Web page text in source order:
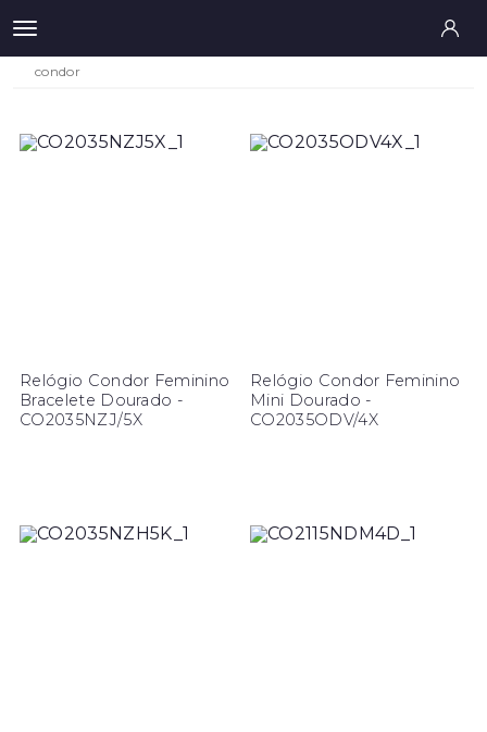
condor
Relógio Condor Feminino
Bracelete Dourado -
CO2035NZJ/5X
Relógio Condor Feminino
Mini Dourado -
CO2035ODV/4X